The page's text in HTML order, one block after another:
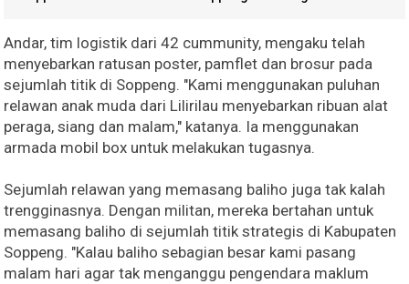
Andar, tim logistik dari 42 cummunity, mengaku telah
menyebarkan ratusan poster, pamflet dan brosur pada
sejumlah titik di Soppeng. "Kami menggunakan puluhan
relawan anak muda dari Lilirilau menyebarkan ribuan alat
peraga, siang dan malam," katanya. Ia menggunakan
armada mobil box untuk melakukan tugasnya.
Sejumlah relawan yang memasang baliho juga tak kalah
trengginasnya. Dengan militan, mereka bertahan untuk
memasang baliho di sejumlah titik strategis di Kabupaten
Soppeng. "Kalau baliho sebagian besar kami pasang
malam hari agar tak menganggu pengendara maklum